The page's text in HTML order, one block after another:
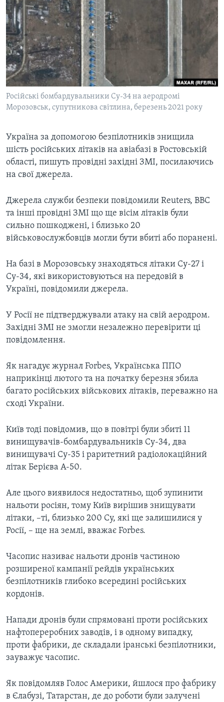
СУСПІЛЬСТВО
ЕКОНОМІКА
ІСТОРІЇ УСПІХУ УКРАЇНЦІВ
ТЕЛЕПРОГРАМИ
ЧАС-TIME
БРИФІНГ ГОЛОСУ АМЕРИКИ
СТУДІЯ ВАШИНГТОН
ВІКНО В АМЕРИКУ
ПРАЙМ-ТАЙМ
ENGLISH
Learning English
МИ В СОЦМЕРЕЖАХ
Мови
Російські бомбардувальники Су-34 на аеродромі
Морозовськ, супутникова світлина, березень 2021 року
Україна за допомогою безпілотників знищила
шість російських літаків на авіабазі в Ростовській
області, пишуть провідні західні ЗМІ, посилаючись
на свої джерела.
Джерела служби безпеки повідомили Reuters, BBC
та інші провідні ЗМІ що ще вісім літаків були
сильно пошкоджені, і близько 20
військовослужбовців могли бути вбиті або поранені.
На базі в Морозовську знаходяться літаки Су-27 і
Су-34, які використовуються на передовій в
Україні, повідомили джерела.
У Росії не підтверджували атаку на свій аеродром.
Західні ЗМІ не змогли незалежно перевірити ці
повідомлення.
Як нагадує журнал Forbes, Українська ППО
наприкінці лютого та на початку березня збила
багато російських військових літаків, переважно на
сході України.
Київ тоді повідомив, що в повітрі були збиті 11
винищувачів-бомбардувальників Су-34, два
винищувачі Су-35 і раритетний радіолокаційний
літак Берієва А-50.
Але цього виявилося недостатньо, щоб зупинити
нальоти росіян, тому Київ вирішив знищувати
літаки, –ті, близько 200 Су, які ще залишилися у
Росії, – ще на землі, вважає Forbes.
Часопис називає нальоти дронів частиною
розширеної кампанії рейдів українських
безпілотників глибоко всередині російських
кордонів.
Напади дронів були спрямовані проти російських
нафтопереробних заводів, і в одному випадку,
проти фабрики, де складали іранські безпілотники,
зауважує часопис.
Як повідомляв Голос Америки, йшлося про фабрику
в Єлабузі, Татарстан, де до роботи були залучені